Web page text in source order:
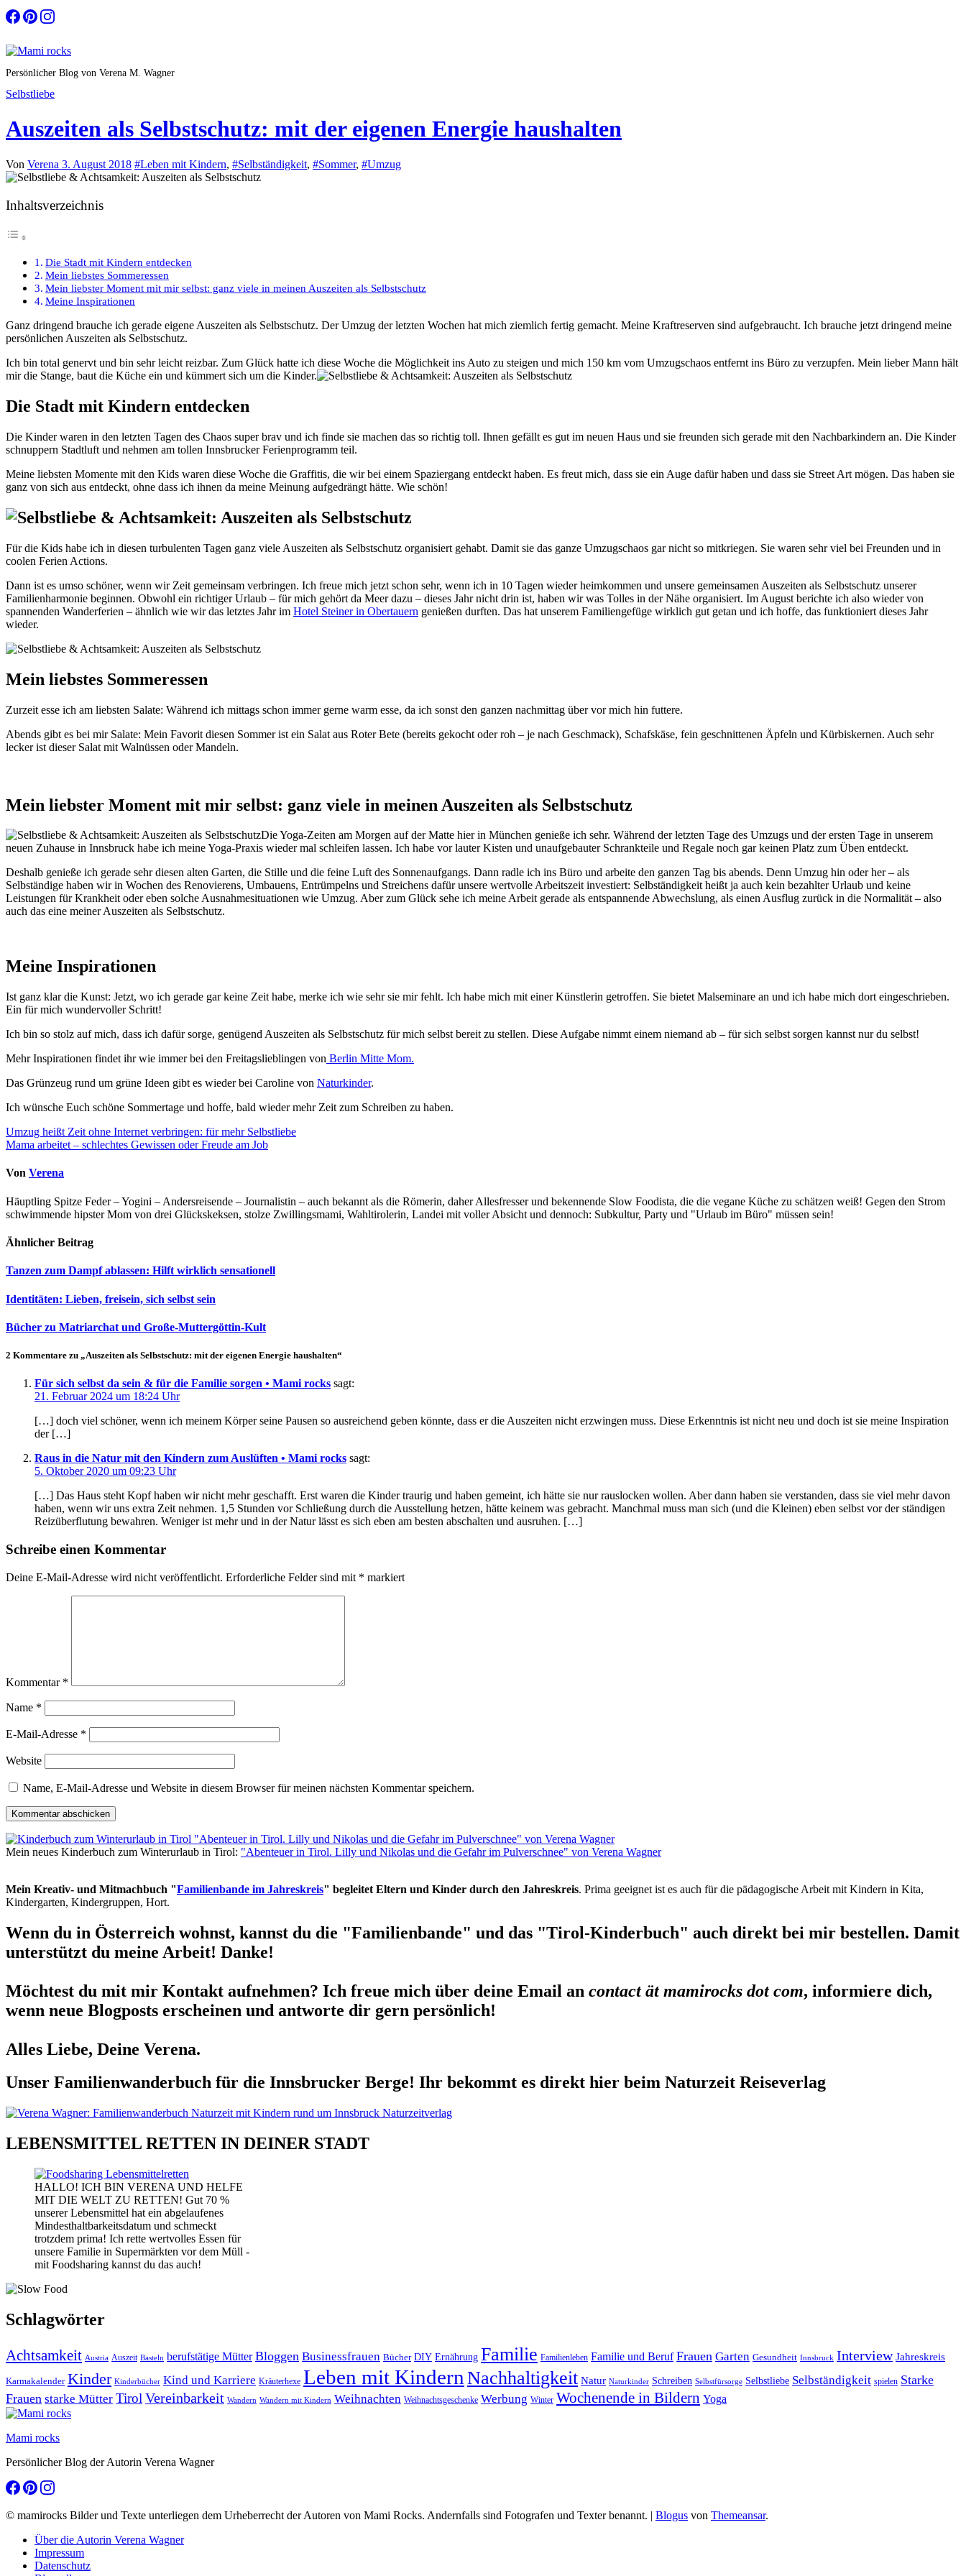
Zum
Inhalt
Persönlicher Blog von Verena M. Wagner
Selbstliebe
Auszeiten als Selbstschutz: mit der eigenen Energie haushalten
Von Verena 3. August 2018 #Leben mit Kindern, #Selbständigkeit, #Sommer, #Umzug
Inhaltsverzeichnis
Die Stadt mit Kindern entdecken
Mein liebstes Sommeressen
Mein liebster Moment mit mir selbst: ganz viele in meinen Auszeiten als Selbstschutz
Meine Inspirationen
Ganz dringend brauche ich gerade eigene Auszeiten als Selbstschutz. Der Umzug der letzten Wochen hat mich ziemlich fertig gemacht. Meine Kraftreserven sind aufgebraucht. Ich brauche jetzt dringend meine
persönlichen Auszeiten als Selbstschutz.
Ich bin total genervt und bin sehr leicht reizbar. Zum Glück hatte ich diese Woche die Möglichkeit ins Auto zu steigen und mich 150 km vom Umzugschaos entfernt ins Büro zu verzupfen. Mein lieber Mann hält
mir die Stange, baut die Küche ein und kümmert sich um die Kinder.
Die Stadt mit Kindern entdecken
Die Kinder waren in den letzten Tagen des Chaos super brav und ich finde sie machen das so richtig toll. Ihnen gefällt es gut im neuen Haus und sie freunden sich gerade mit den Nachbarkindern an. Die Kinder
schnuppern Stadtluft und nehmen am tollen Innsbrucker Ferienprogramm teil.
Meine liebsten Momente mit den Kids waren diese Woche die Graffitis, die wir bei einem Spaziergang entdeckt haben. Es freut mich, dass sie ein Auge dafür haben und dass sie Street Art mögen. Das haben sie
ganz von sich aus entdeckt, ohne dass ich ihnen da meine Meinung aufgedrängt hätte. Wie schön!
Für die Kids habe ich in diesen turbulenten Tagen ganz viele Auszeiten als Selbstschutz organisiert gehabt. Damit sie das ganze Umzugschaos gar nicht so mitkriegen. Sie waren sehr viel bei Freunden und in
coolen Ferien Actions.
Dann ist es umso schöner, wenn wir Zeit gemeinsam verbringen. Ich freue mich jetzt schon sehr, wenn ich in 10 Tagen wieder heimkommen und unsere gemeinsamen Auszeiten als Selbstschutz unserer
Familienharmonie beginnen. Obwohl ein richtiger Urlaub – für mich gehört da Meer dazu – dieses Jahr nicht drin ist, haben wir was Tolles in der Nähe organisiert. Im August berichte ich also wieder von
spannenden Wanderferien – ähnlich wie wir das letztes Jahr im Hotel Steiner in Obertauern genießen durften. Das hat unserem Familiengefüge wirklich gut getan und ich hoffe, das funktioniert dieses Jahr
wieder.
Mein liebstes Sommeressen
Zurzeit esse ich am liebsten Salate: Während ich mittags schon immer gerne warm esse, da ich sonst den ganzen nachmittag über vor mich hin futtere.
Abends gibt es bei mir Salate: Mein Favorit diesen Sommer ist ein Salat aus Roter Bete (bereits gekocht oder roh – je nach Geschmack), Schafskäse, fein geschnittenen Äpfeln und Kürbiskernen. Auch sehr
lecker ist dieser Salat mit Walnüssen oder Mandeln.
Mein liebster Moment mit mir selbst: ganz viele in meinen Auszeiten als Selbstschutz
Die Yoga-Zeiten am Morgen auf der Matte hier in München genieße ich sehr. Während der letzten Tage des Umzugs und der ersten Tage in unserem
neuen Zuhause in Innsbruck habe ich meine Yoga-Praxis wieder mal schleifen lassen. Ich habe vor lauter Kisten und unaufgebauter Schrankteile und Regale noch gar keinen Platz zum Üben entdeckt.
Deshalb genieße ich gerade sehr diesen alten Garten, die Stille und die feine Luft des Sonnenaufgangs. Dann radle ich ins Büro und arbeite den ganzen Tag bis abends. Denn Umzug hin oder her – als
Selbständige haben wir in Wochen des Renovierens, Umbauens, Entrümpelns und Streichens dafür unsere wertvolle Arbeitszeit investiert: Selbständigkeit heißt ja auch kein bezahlter Urlaub und keine
Leistungen für Krankheit oder eben solche Ausnahmesituationen wie Umzug. Aber zum Glück sehe ich meine Arbeit gerade als entspannende Abwechslung, als einen Ausflug zurück in die Normalität – also
auch das eine meiner Auszeiten als Selbstschutz.
Meine Inspirationen
Ist ganz klar die Kunst: Jetzt, wo ich gerade gar keine Zeit habe, merke ich wie sehr sie mir fehlt. Ich habe mich mit einer Künstlerin getroffen. Sie bietet Malseminare an und ich habe mich dort eingeschrieben.
Ein für mich wundervoller Schritt!
Ich bin so stolz auf mich, dass ich dafür sorge, genügend Auszeiten als Selbstschutz für mich selbst bereit zu stellen. Diese Aufgabe nimmt einem niemand ab – für sich selbst sorgen kannst nur du selbst!
Mehr Inspirationen findet ihr wie immer bei den Freitagslieblingen von Berlin Mitte Mom.
Das Grünzeug rund um grüne Ideen gibt es wieder bei Caroline von Naturkinder.
Ich wünsche Euch schöne Sommertage und hoffe, bald wieder mehr Zeit zum Schreiben zu haben.
Beitragsnavigation
Umzug heißt Zeit ohne Internet verbringen: für mehr Selbstliebe
Mama arbeitet – schlechtes Gewissen oder Freude am Job
Von Verena
Häuptling Spitze Feder – Yogini – Andersreisende – Journalistin – auch bekannt als die Römerin, daher Allesfresser und bekennende Slow Foodista, die die vegane Küche zu schätzen weiß! Gegen den Strom
schwimmende hipster Mom von drei Glückskeksen, stolze Zwillingsmami, Wahltirolerin, Landei mit voller Absicht und dennoch: Subkultur, Party und "Urlaub im Büro" müssen sein!
Ähnlicher Beitrag
Tanzen zum Dampf ablassen: Hilft wirklich sensationell
Identitäten: Lieben, freisein, sich selbst sein
Bücher zu Matriarchat und Große-Muttergöttin-Kult
2 Kommentare zu „Auszeiten als Selbstschutz: mit der eigenen Energie haushalten“
Für sich selbst da sein & für die Familie sorgen • Mami rocks sagt:
21. Februar 2024 um 18:24 Uhr
[…] doch viel schöner, wenn ich meinem Körper seine Pausen so ausreichend geben könnte, dass er die Auszeiten nicht erzwingen muss. Diese Erkenntnis ist nicht neu und doch ist sie meine Inspiration
der […]
Raus in die Natur mit den Kindern zum Auslüften • Mami rocks sagt:
5. Oktober 2020 um 09:23 Uhr
[…] Das Haus steht Kopf haben wir nicht mehr geschafft. Erst waren die Kinder traurig und haben gemeint, ich hätte sie nur rauslocken wollen. Aber dann haben sie verstanden, dass sie viel mehr davon
haben, wenn wir uns extra Zeit nehmen. 1,5 Stunden vor Schließung durch die Ausstellung hetzen, hätte keinem was gebracht. Manchmal muss man sich (und die Kleinen) eben selbst vor der ständigen
Reizüberflutung bewahren. Weniger ist mehr und in der Natur lässt es sich eben am besten abschalten und ausruhen. […]
Schreibe einen Kommentar
Deine E-Mail-Adresse wird nicht veröffentlicht. Erforderliche Felder sind mit * markiert
Kommentar *
Name *
E-Mail-Adresse *
Website
Name, E-Mail-Adresse und Website in diesem Browser für meinen nächsten Kommentar speichern.
Mein neues Kinderbuch zum Winterurlaub in Tirol: "Abenteuer in Tirol. Lilly und Nikolas und die Gefahr im Pulverschnee" von Verena Wagner
Mein Kreativ- und Mitmachbuch "Familienbande im Jahreskreis" begleitet Eltern und Kinder durch den Jahreskreis. Prima geeignet ist es auch für die pädagogische Arbeit mit Kindern in Kita,
Kindergarten, Kindergruppen, Hort.
Wenn du in Österreich wohnst, kannst du die "Familienbande" und das "Tirol-Kinderbuch" auch direkt bei mir bestellen. Damit
unterstützt du meine Arbeit! Danke!
Möchtest du mit mir Kontakt aufnehmen? Ich freue mich über deine Email an contact ät mamirocks dot com, informiere dich,
wenn neue Blogposts erscheinen und antworte dir gern persönlich!
Alles Liebe, Deine Verena.
Unser Familienwanderbuch für die Innsbrucker Berge! Ihr bekommt es direkt hier beim Naturzeit Reiseverlag
LEBENSMITTEL RETTEN IN DEINER STADT
HALLO! ICH BIN VERENA UND HELFE
MIT DIE WELT ZU RETTEN! Gut 70 %
unserer Lebensmittel hat ein abgelaufenes
Mindesthaltbarkeitsdatum und schmeckt
trotzdem prima! Ich rette wertvolles Essen für
unsere Familie in Supermärkten vor dem Müll -
mit Foodsharing kannst du das auch!
Schlagwörter
Achtsamkeit Austria Auszeit Basteln berufstätige Mütter Bloggen Businessfrauen Bücher DIY Ernährung Familie Familienleben Familie und Beruf Frauen Garten Gesundheit Innsbruck Interview Jahreskreis
Karmakalender Kinder Kinderbücher Kind und Karriere Kräuterhexe Leben mit Kindern Nachhaltigkeit Natur Naturkinder Schreiben Selbstfürsorge Selbstliebe Selbständigkeit spielen Starke
Frauen starke Mütter Tirol Vereinbarkeit Wandern Wandern mit Kindern Weihnachten Weihnachtsgeschenke Werbung Winter Wochenende in Bildern Yoga
Mami rocks
Persönlicher Blog der Autorin Verena Wagner
© mamirocks Bilder und Texte unterliegen dem Urheberrecht der Autoren von Mami Rocks. Andernfalls sind Fotografen und Texter benannt. | Blogus von Themeansar.
Über die Autorin Verena Wagner
Impressum
Datenschutz